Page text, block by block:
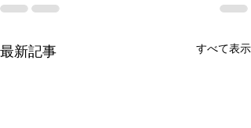
最新記事 すべて表示